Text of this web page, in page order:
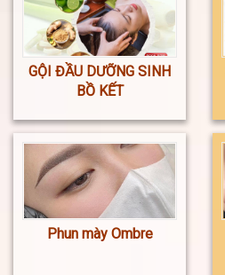
GỘI ĐẦU DƯỠNG SINH
BỒ KẾT
Phun mày Ombre